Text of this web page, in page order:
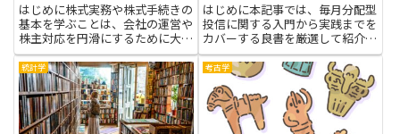
はじめに株式実務や株式手続きの
基本を学ぶことは、会社の運営や
株主対応を円滑にするために大き
な助けになります。この記事で取
り上げる書籍群は、制度の理解か
ら実務の流れ、書類作成や注意点
まで、現場で役立つ知識をわかり
やすく伝えることを重視してい
ま...
はじめに本記事では、毎月分配型
投信に関する入門から実践までを
カバーする良書を厳選して紹介し
ます。毎月分配型投信は定期的な
収入を得やすい点で注目されます
が、仕組みや手数料、税金、運用
会社の分配方針、資産配分の考え
方を知らないと期待通りの効果
統計学 考古学